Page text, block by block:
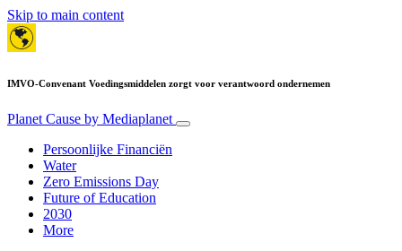
Skip to main content
IMVO-Convenant Voedingsmiddelen zorgt voor verantwoord ondernemen
Planet Cause by Mediaplanet
Persoonlijke Financiën
Water
Zero Emissions Day
Future of Education
2030
More